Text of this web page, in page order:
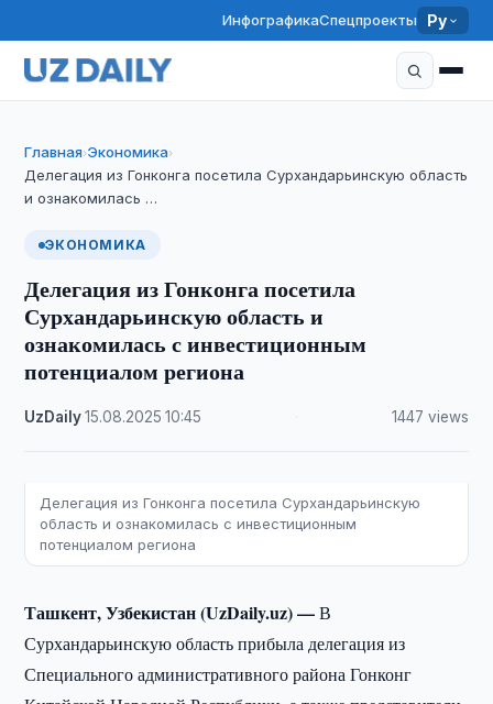
ИнфографикаСпецпроекты Ру
Главная›Экономика›
Делегация из Гонконга посетила Сурхандарьинскую область
и ознакомилась …
ЭКОНОМИКА
Делегация из Гонконга посетила
Сурхандарьинскую область и
ознакомилась с инвестиционным
потенциалом региона
UzDaily·15.08.2025 ·10:45 1447 views
Делегация из Гонконга посетила Сурхандарьинскую
область и ознакомилась с инвестиционным
потенциалом региона
Ташкент, Узбекистан (UzDaily.uz) —В
Сурхандарьинскую область прибыла делегация из
Специального административного района Гонконг